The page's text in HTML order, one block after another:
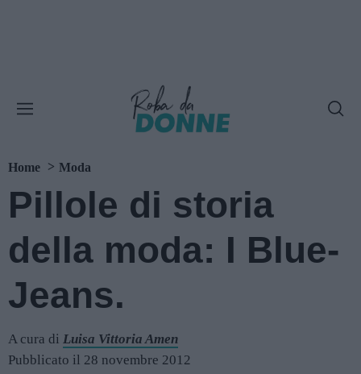
Home Moda
Pillole di storia
della moda: I Blue-
Jeans.
A cura di Luisa Vittoria Amen
Pubblicato il 28 novembre 2012